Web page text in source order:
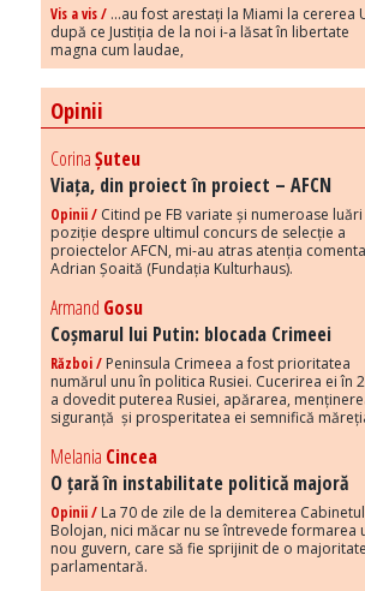
Vis a vis / ...au fost arestați la Miami la cererea
după ce Justiția de la noi i-a lăsat în libertate
magna cum laudae,
Opinii
CorinaȘuteu
Viața, din proiect în proiect – AFCN
Opinii / Citind pe FB variate și numeroase
poziție despre ultimul concurs de selecție a
proiectelor AFCN, mi-au atras atenția
Adrian Șoaită (Fundația Kulturhaus).
Armand Gosu
Coșmarul lui Putin: blocada Crimeei
Război / Peninsula Crimeea a fost prioritatea
numărul unu în politica Rusiei. Cucerirea ei în
a dovedit puterea Rusiei, apărarea,
siguranță și prosperitatea ei semnifică
Melania Cincea
O țară în instabilitate politică majoră
Opinii / La 70 de zile de la demiterea
Bolojan, nici măcar nu se întrevede formarea
nou guvern, care să fie sprijinit de o majoritate
parlamentară.